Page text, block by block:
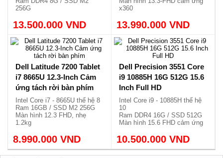
256G
Siêu sang, nhẹ chỉ 1.32kg.
13.500.000 VND
x360
1.36kg.
13.990.000 VND
Dell Latitude 7200 Tablet
i7 8665U 12.3-Inch Cảm
ứng tách rời bàn phím
Intel Core i7 - 8665U thế hệ 8
Ram 16GB / SSD M2 256G
Màn hình 12.3 FHD, nhẹ
1.2kg
Cảm ứng tách rời bàn phím
8.990.000 VND
Dell Precision 3551 Core
i9 10885H 16G 512G 15.6
Inch Full HD
Intel Core i9 - 10885H thế hệ
10
Ram DDR4 16G / SSD 512G
Màn hình 15.6 FHD cảm ứng
10.500.000 VND